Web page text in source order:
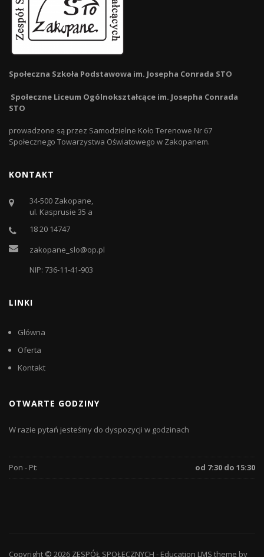
Społeczna Szkoła Podstawowa im. Josepha Conrada STO
Społeczne Liceum Ogólnokształcące im. Josepha Conrada
STO
prowadzone są przez Samodzielne Koło Terenowe Nr 67
Społecznego Towarzystwa Oświatowego w Zakopanem.
KONTAKT
34-500 Zakopane,
ul. Kasprusie 35 a
18 20 14747
zakopane_slo@op.pl
NIP: 736-11-41-903
LINKI
Główna
Oferta
Kontakt
OTWARTE GODZINY
W razie pytań jesteśmy do dyspozycji w godzinach
Pon - Pt: od 7:30 do 15:30
Copyright © 2026 ZESPÓŁ SPOŁECZNYCH - Education LMS theme by